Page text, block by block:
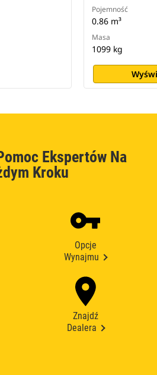
Pojemność
0.86 m³
Masa
1099 kg
Ekspertów Na
Kroku
Opcje
Wynajmu
Znajdź
Dealera